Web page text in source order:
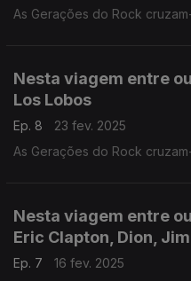
As Gerações do Rock
Nesta viagem entre
Los Lobos
Ep. 8
23 fev. 2025
As Gerações do Rock
Nesta viagem entre
Eric Clapton, Dion, Jim
Ep. 7
16 fev. 2025